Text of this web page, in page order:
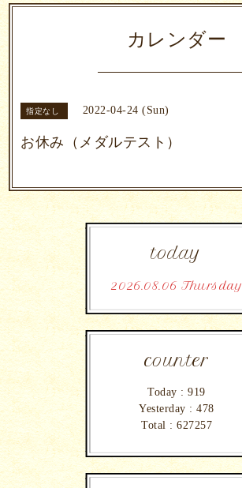
カレンダー
指定なし 2022-04-24 (Sun)
お休み（メダルテスト）
today
2026.08.06 Thursday
counter
Today :919
Yesterday :478
Total : 627257